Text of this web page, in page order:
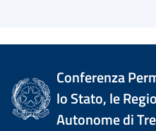
Conferenza
lo Stato, le
Autonome di